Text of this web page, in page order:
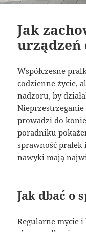
Jak
urządzeń
Współczesne
codzienne życie,
nadzoru, by
Nieprzestrzeganie
prowadzi do
poradniku
sprawność
nawyki mają
Jak dbać o
Regularne mycie